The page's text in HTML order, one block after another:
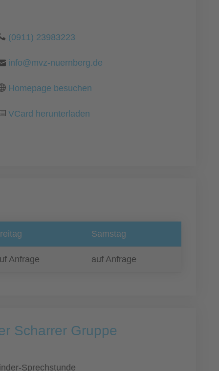
(0911) 23983223
info@mvz-nuernberg.de
Homepage besuchen
VCard herunterladen
Samstag
Anfrage auf Anfrage
Scharrer Gruppe
Sprechstunde